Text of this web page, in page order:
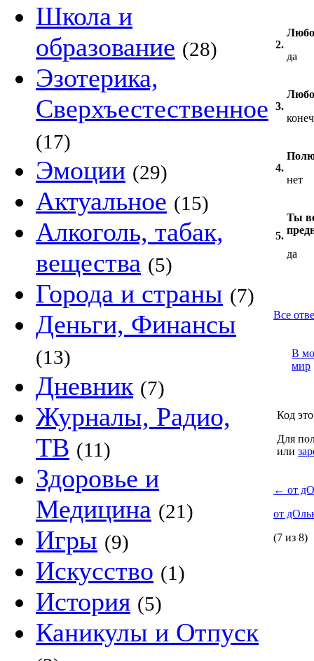
Школа и
образование (28)
Эзотерика,
Сверхъестественное
(17)
Эмоции (29)
Актуальное (15)
Алкоголь, табак,
вещества (5)
Города и страны (7)
Деньги, Финансы
(13)
Дневник (7)
Журналы, Радио,
ТВ (11)
Здоровье и
Медицина (21)
Игры (9)
Искусство (1)
История (5)
Каникулы и Отпуск
2.
да
3.
4.
нет
5.
Ты
да
Все
В
мир
Код
Для
или
← от
от
(7 из 8)